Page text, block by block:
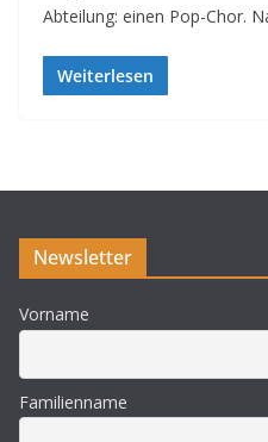
Abteilung: einen Pop-Chor.
Weiterlesen
Newsletter
Vorname
Familienname